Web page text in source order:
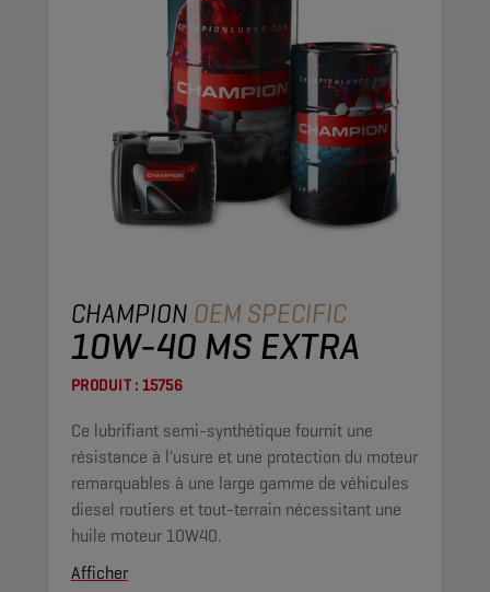
CHAMPION OEM SPECIFIC
10W-40 MS EXTRA
PRODUIT : 15756
Ce lubrifiant semi-synthétique fournit une
résistance à l'usure et une protection du moteur
remarquables à une large gamme de véhicules
diesel routiers et tout-terrain nécessitant une
huile moteur 10W40.
Afficher